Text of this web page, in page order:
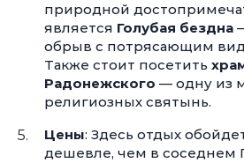
природной
является Голубая бездна
обрыв с потрясающим
Также стоит посетить
Радонежского — одну из
религиозных святынь.
Цены: Здесь отдых
дешевле, чем в соседнем